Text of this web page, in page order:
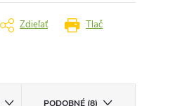
Tlač
Zdieľať
PODOBNÉ (8)